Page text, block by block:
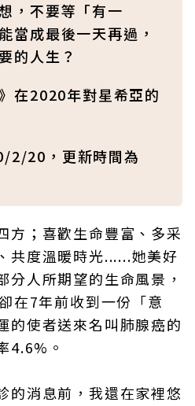
，不要等「有一
當成最後一天再過，
的人生？
在2020年對星希亞的
2/20，更新時間為
方；喜歡生命豐富、多采
共度溫暖時光......她美好
分人所期望的生命風景，
在7年前收到一份「意
的使者送來名叫肺腺癌的
4.6%。
的消息前，我還在家裡悠